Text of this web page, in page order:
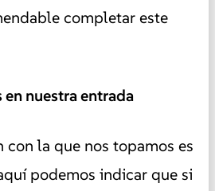
completar este
nuestra entrada
con la que nos topamos es
podemos indicar que si